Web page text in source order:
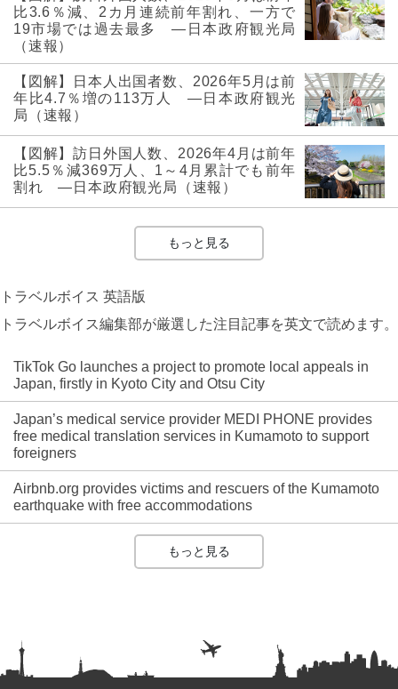
比3.6％減、2カ月連続前年割れ、一方で
19市場では過去最多 ―日本政府観光局
（速報）
【図解】日本人出国者数、2026年5月は前
年比4.7％増の113万人 ―日本政府観光
局（速報）
【図解】訪日外国人数、2026年4月は前年
比5.5％減369万人、1～4月累計でも前年
割れ ―日本政府観光局（速報）
もっと見る
トラベルボイス 英語版
トラベルボイス編集部が厳選した注目記事を英文で読めます。
TikTok Go launches a project to promote local appeals in
Japan, firstly in Kyoto City and Otsu City
Japan’s medical service provider MEDI PHONE provides
free medical translation services in Kumamoto to support
foreigners
Airbnb.org provides victims and rescuers of the Kumamoto
earthquake with free accommodations
もっと見る